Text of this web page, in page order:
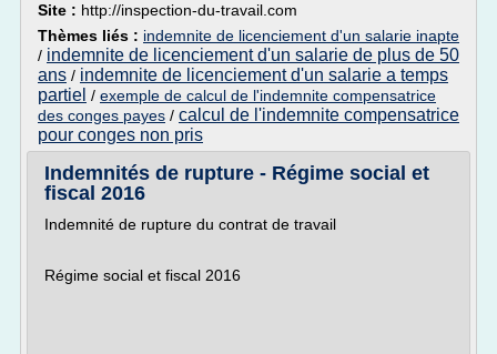
Site : http://inspection-du-travail.com
Thèmes liés : indemnite de licenciement d'un salarie inapte
/ indemnite de licenciement d'un salarie de plus de 50
ans / indemnite de licenciement d'un salarie a temps
partiel / exemple de calcul de l'indemnite compensatrice
des conges payes / calcul de l'indemnite compensatrice
pour conges non pris
Indemnités de rupture - Régime social et
fiscal 2016
Indemnité de rupture du contrat de travail
Régime social et fiscal 2016